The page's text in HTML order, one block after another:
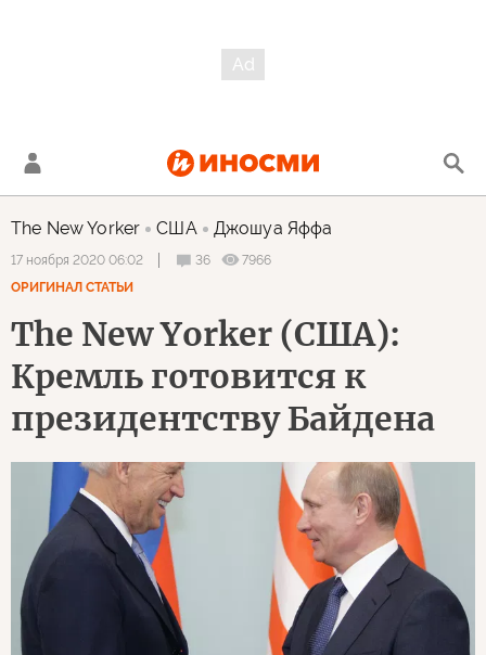
The New Yorker США Джошуа Яффа
17 ноября 2020 06:02 36
7966
ОРИГИНАЛ СТАТЬИ
The New Yorker (США):
Кремль готовится к
президентству Байдена